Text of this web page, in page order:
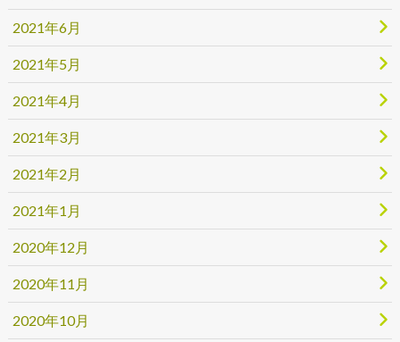
2021年6月
2021年5月
2021年4月
2021年3月
2021年2月
2021年1月
2020年12月
2020年11月
2020年10月